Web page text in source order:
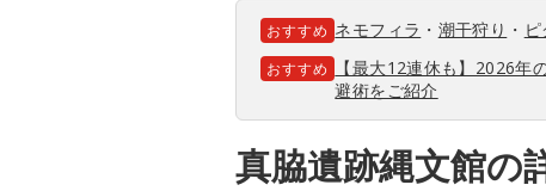
おすすめ ネモフィラ ・ 潮干狩り ・
おすすめ
【最大12連休も】2026年
避術をご紹介
真脇遺跡縄文館の